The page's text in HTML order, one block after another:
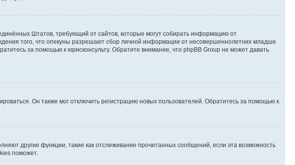
Штатов, требующий от сайтов, которые могут собирать информацию от
того, что опекуны разрешают сбор личной информации от несовершеннолетних младше
за помощью к юрисконсульту. Обратите внимание, что phpBB Group не может давать
Он также мог отключить регистрацию новых пользователей. Обратитесь за помощью к
другие функции, такие как отслеживание прочитанных сообщений, если эта возможность
поможет.